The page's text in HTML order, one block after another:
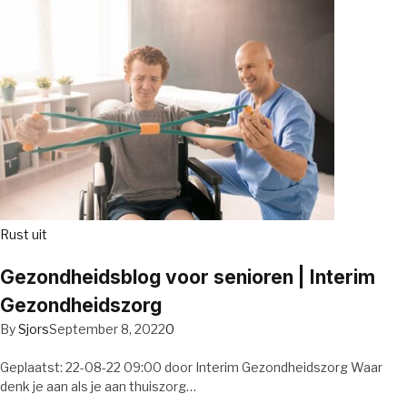
Rust uit
Gezondheidsblog voor senioren | Interim
Gezondheidszorg
BySjorsSeptember 8, 20220
Geplaatst: 22-08-22 09:00 door Interim Gezondheidszorg Waar
denk je aan als je aan thuiszorg…